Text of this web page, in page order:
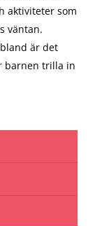
aktiviteter som
väntan.
är det
barnen trilla in